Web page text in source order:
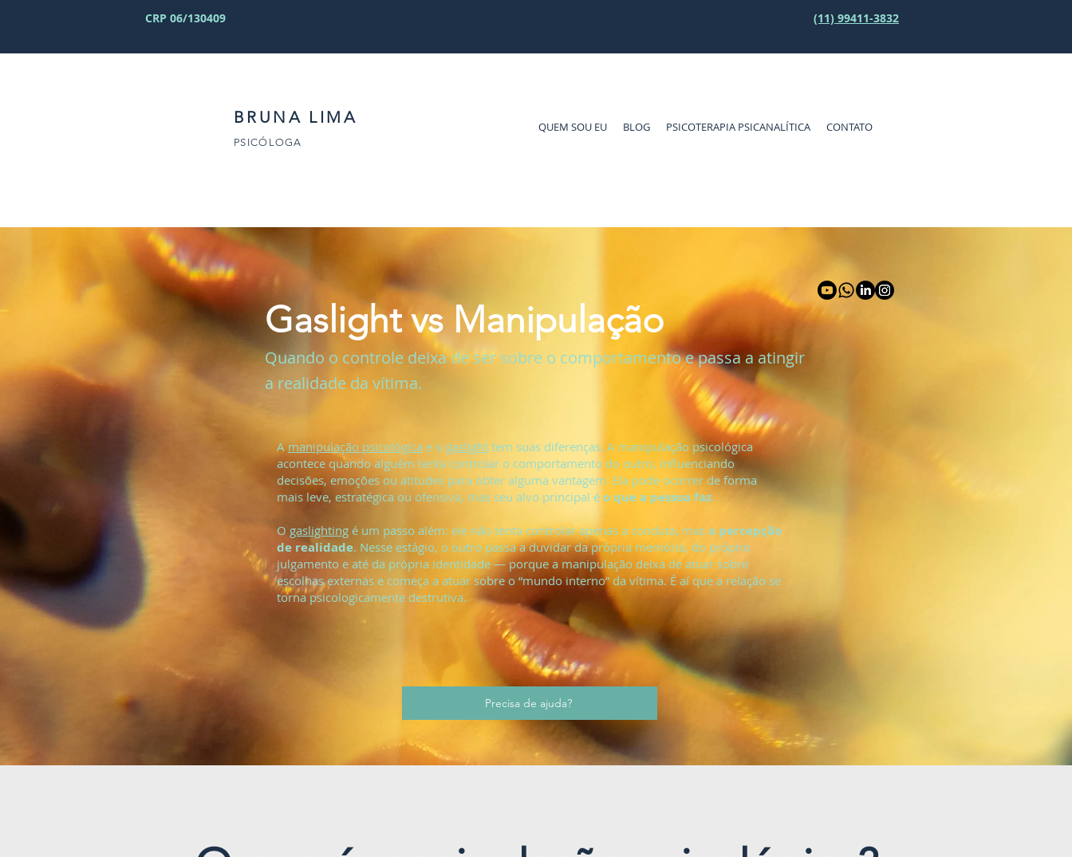
CRP 06/130409 (11) 99411-3832
BRUNA LIMA QUEM SOU EU BLOG PSICOTERAPIA PSICANALÍTICA CONTATO
PSICÓLOGA
Gaslight vs Manipulação
Quando o controle deixa de ser sobre o comportamento e passa a atingir
a realidade da vítima.
Amanipulação psicológica e o gaslight tem suas diferenças. A manipulação psicológica
acontece quando alguém tenta controlar o comportamento do outro, influenciando
decisões, emoções ou atitudes para obter alguma vantagem. Ela pode ocorrer de forma
mais leve, estratégica ou ofensiva, mas seu alvo principal é o que a pessoa faz.
O gaslighting é um passo além: ele não tenta controlar apenas a conduta, mas a percepção
de realidade. Nesse estágio, o outro passa a duvidar da própria memória, do próprio
julgamento e até da própria identidade — porque a manipulação deixa de atuar sobre
escolhas externas e começa a atuar sobre o “mundo interno” da vítima. É aí que a relação se
torna psicologicamente destrutiva.
Precisa de ajuda?